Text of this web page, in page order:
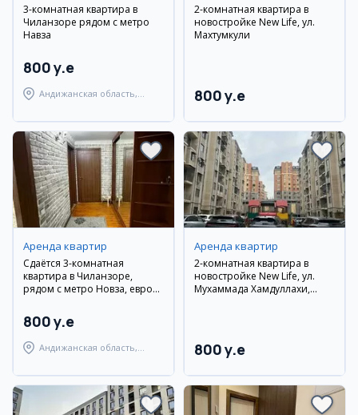
3-комнатная квартира в
Чиланзоре рядом с метро
Навза
800 y.e
Андижанская область,
2-комнатная квартира в
новостройке New Life, ул.
Махтумкули
800 y.e
Аренда квартир
Сдаётся 3-комнатная
квартира в Чиланзоре,
рядом с метро Новза, евро
800 y.e
Андижанская область,
Аренда квартир
2-комнатная квартира в
новостройке New Life, ул.
Мухаммада Хамдуллахи,
800 y.e